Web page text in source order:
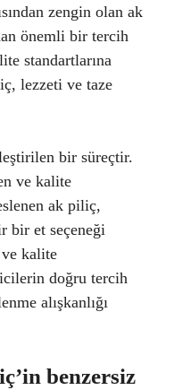
zengin olan ak
önemli bir tercih
standartlarına
lezzeti ve taze
bir süreçtir.
ve kalite
ak piliç,
bir et seçeneği
kalite
doğru tercih
alışkanlığı
benzersiz